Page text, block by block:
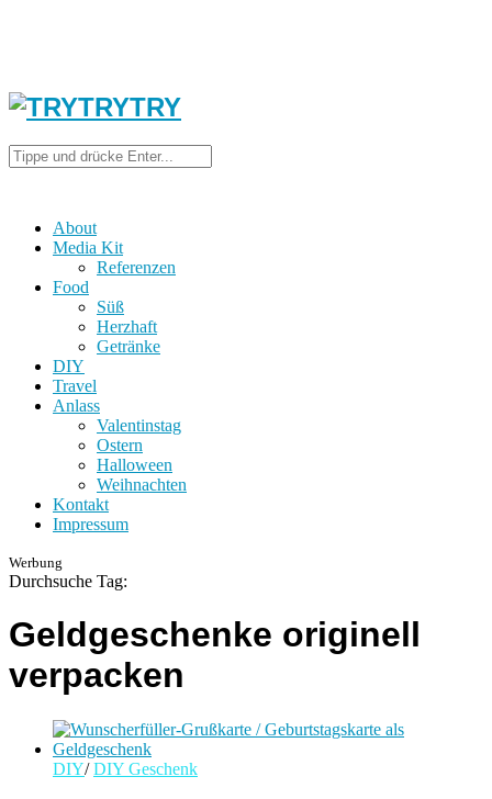
About
Media Kit
Referenzen
Food
Süß
Herzhaft
Getränke
DIY
Travel
Anlass
Valentinstag
Ostern
Halloween
Weihnachten
Kontakt
Impressum
Werbung
Durchsuche Tag:
Geldgeschenke originell
verpacken
DIY/ DIY Geschenk